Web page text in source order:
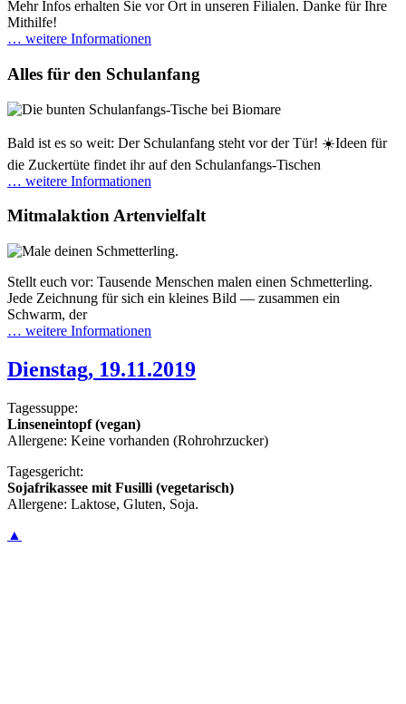
Mehr Infos erhalten Sie vor Ort in unseren Filialen. Danke für Ihre
Mithilfe!
… weitere Informationen
Alles für den Schulanfang
Bald ist es so weit: Der Schulanfang steht vor der Tür! ☀️Ideen für
die Zuckertüte findet ihr auf den Schulanfangs-Tischen
… weitere Informationen
Mitmalaktion Artenvielfalt
Stellt euch vor: Tausende Menschen malen einen Schmetterling.
Jede Zeichnung für sich ein kleines Bild — zusammen ein
Schwarm, der
… weitere Informationen
Dienstag, 19.11.2019
Tagessuppe:
Linseneintopf (vegan)
Allergene: Keine vorhanden (Rohrohrzucker)
Tagesgericht:
Sojafrikassee mit Fusilli (vegetarisch)
Allergene: Laktose, Gluten, Soja.
▲